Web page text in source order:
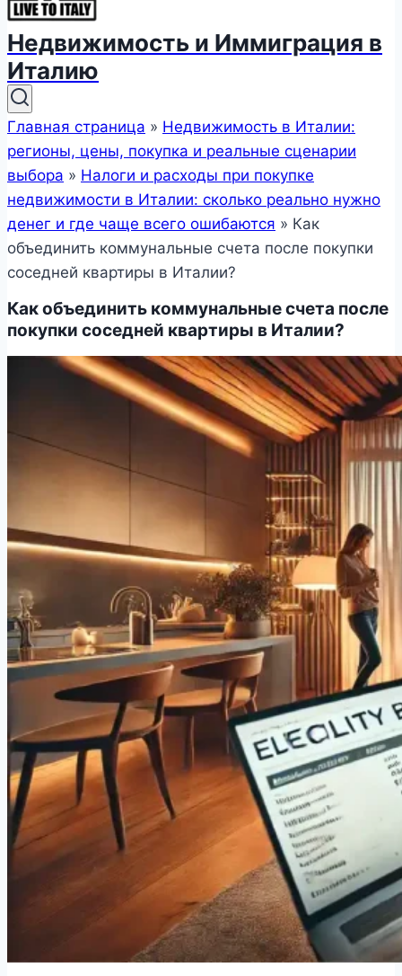
Недвижимость и Иммиграция в
Италию
Главная страница » Недвижимость в Италии:
регионы, цены, покупка и реальные сценарии
выбора » Налоги и расходы при покупке
недвижимости в Италии: сколько реально нужно
денег и где чаще всего ошибаются » Как
объединить коммунальные счета после покупки
соседней квартиры в Италии?
Как объединить коммунальные счета после
покупки соседней квартиры в Италии?